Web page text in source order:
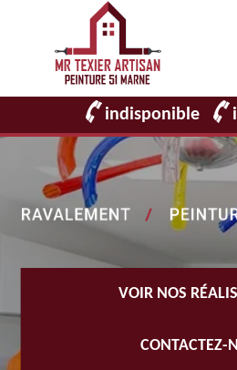
indisponible
VOIR NOS
CONTACTEZ-